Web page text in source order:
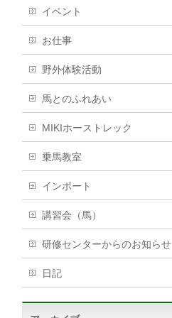
イベント
お仕事
野外体験活動
馬とのふれあい
MIKIホーストレック
乗馬教室
インポート
講習会（馬）
研修センターからのお知らせ
日記